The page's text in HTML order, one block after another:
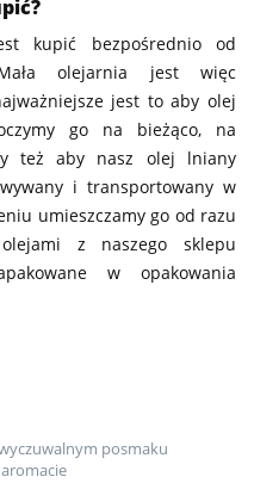
kupić bezpośrednio od
olejarnia jest więc
jest to aby olej
go na bieżąco, na
też aby nasz olej lniany
i transportowany w
umieszczamy go od razu
z naszego sklepu
w opakowania
posmaku